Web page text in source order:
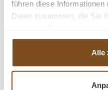
führen diese
Daten zusammen, die Sie
haben.
Alle